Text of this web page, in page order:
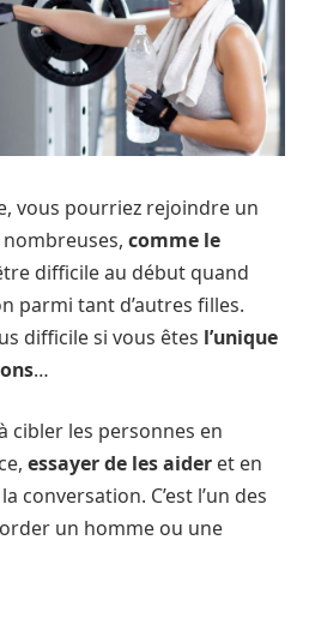
vous pourriez rejoindre un
comme le
difficile au début quand
parmi tant d’autres filles.
difficile si vous êtes l’unique
…
cibler les personnes en
essayer de les aider et en
conversation. C’est l’un des
un homme ou une